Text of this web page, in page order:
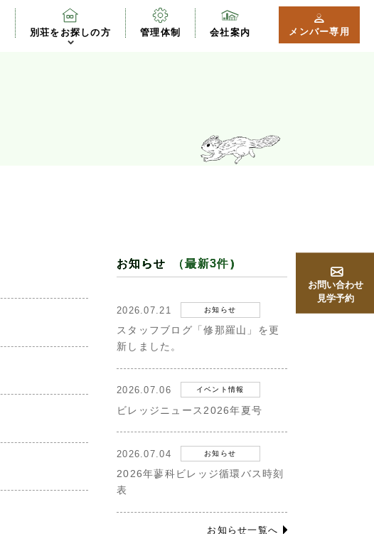
別荘をお探しの方 管理体制 会社案内 メンバー専用
お知らせ （最新3件）
2026.07.21 お知らせ
スタッフブログ「修那羅山」を更
新しました。
2026.07.06 イベント情報
ビレッジニュース2026年夏号
2026.07.04 お知らせ
2026年蓼科ビレッジ循環バス時刻
表
お知らせ一覧へ
お問い合わせ
見学予約